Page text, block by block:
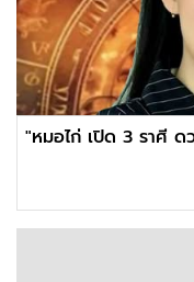
"หมอไก่ เปิด 3 ราศี